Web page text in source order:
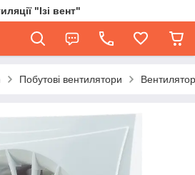
"Ізі вент"
Побутові вентилятори